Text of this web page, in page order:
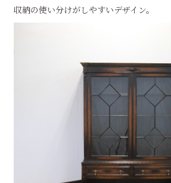
収納の使い分けがしやすいデザイン。